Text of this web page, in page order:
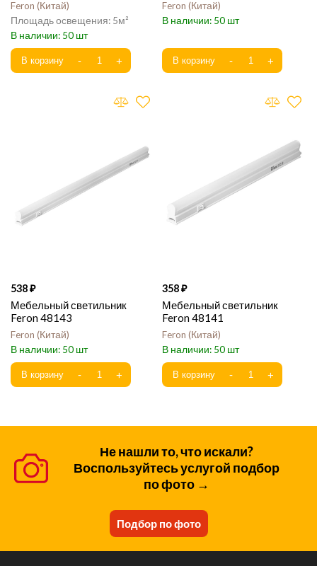
Feron Китай
5
50
Feron Китай
50
538
Мебельный светильник
Feron 48143
Feron Китай
50
358
Мебельный светильник
Feron 48141
Feron Китай
50
Не нашли то, что искали?
Воспользуйтесь услугой подбор
по фото →
Подбор по фото